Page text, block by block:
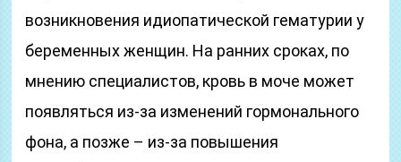
возникновения идиопатической гематурии у
беременных женщин. На ранних сроках, по
мнению специалистов, кровь в моче может
появляться из-за изменений гормонального
фона, а позже – из-за повышения